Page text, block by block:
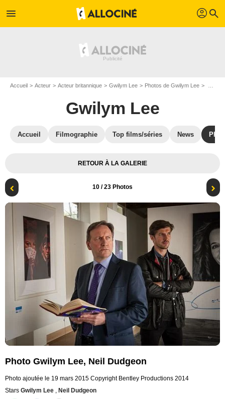
menu profil search
Accueil Acteur Acteur britannique Gwilym Lee Photos de Gwilym Lee
Gwilym Lee
Accueil Filmographie Top films/séries News
RETOUR À LA GALERIE
10 / 23 Photos
Photo Gwilym Lee, Neil Dudgeon
Photo ajoutée le 19 mars 2015 Copyright Bentley Productions 2014
Stars Gwilym Lee , Neil Dudgeon